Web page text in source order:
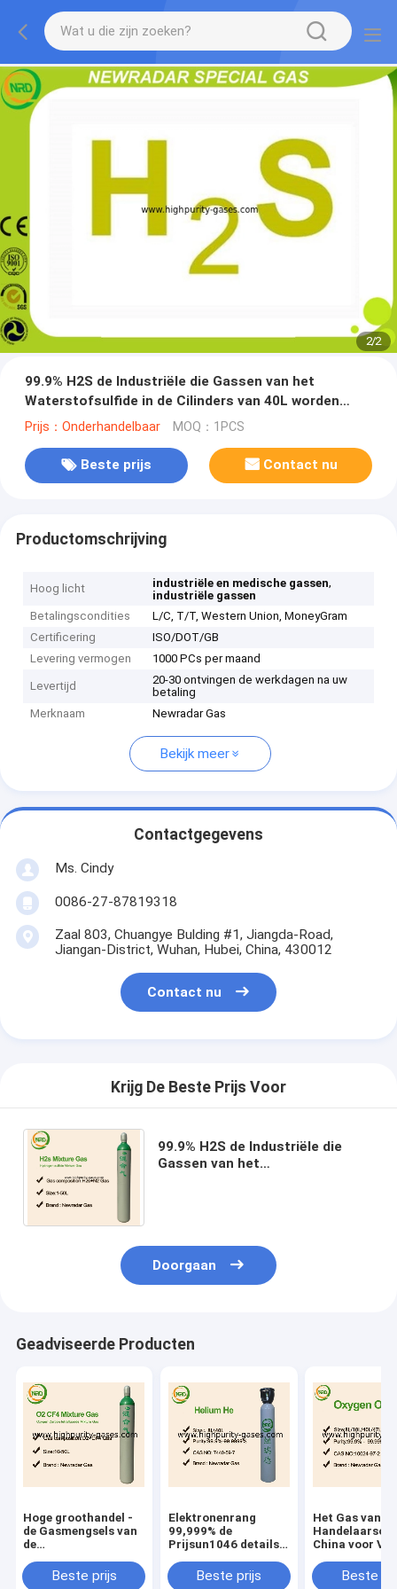
2/2
99.9% H2S de Industriële die Gassen van het
Waterstofsulfide in de Cilinders van 40L worden
verpakt 50L en 800L-
Prijs：Onderhandelbaar MOQ：1PCS
Beste prijs Contact nu
Productomschrijving
Hoog licht industriële en medische gassen,
industriële gassen
Betalingscondities
L/C, T/T, Western Union, MoneyGram
Certificering
ISO/DOT/GB
Levering vermogen
1000 PCs per maand
Levertijd
20-30 ontvingen de werkdagen na uw
betaling
Merknaam
Newradar Gas
Bekijk meer
Contactgegevens
Ms. Cindy
0086-27-87819318
Zaal 803, Chuangye Bulding #1, Jiangda-Road,
Jiangan-District, Wuhan, Hubei, China, 430012
Contact nu
Krijg De Beste Prijs Voor
99.9% H2S de Industriële die
Gassen van het
Doorgaan
Geadviseerde Producten
Hoge groothandel -
de Gasmengsels van
de
Beste prijs
Elektronenrang
99,999% de
Prijsun1046 details
Beste prijs
Het Gas van de
Handelaarso2
China voor
Beste Prijs
Beste